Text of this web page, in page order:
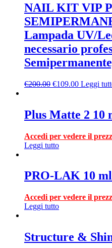
NAIL KIT VIP
Lampada UV/
necessario
€200.00 €109.00 Leggi
Plus Matte 2 10
Accedi per vedere il
Leggi tutto
PRO-LAK 10
Accedi per vedere il
Leggi tutto
Structure &